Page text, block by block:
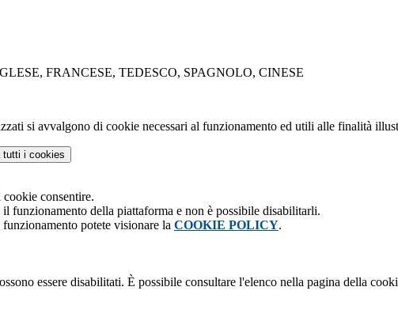
FRANCESE, TEDESCO, SPAGNOLO, CINESE
si avvalgono di cookie necessari al funzionamento ed utili alle finalità
tutti i cookies
cookie consentire.
funzionamento della piattaforma e non è possibile disabilitarli.
potete visionare la COOKIE POLICY.
essere disabilitati. È possibile consultare l'elenco nella pagina della